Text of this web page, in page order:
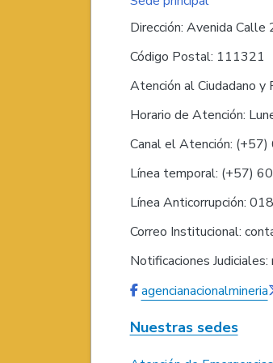
Dirección: Avenida
Código Postal: 111321
Atención al Ciudadano
Horario de Atención:
Canal el Atención:
Línea temporal: (+57)
Línea Anticorrupción:
Correo Institucional:
Notificaciones
agencianacionalmineria
Nuestras sedes